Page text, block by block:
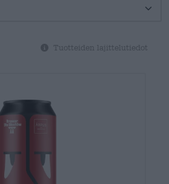
Tuotteiden lajittelutiedot